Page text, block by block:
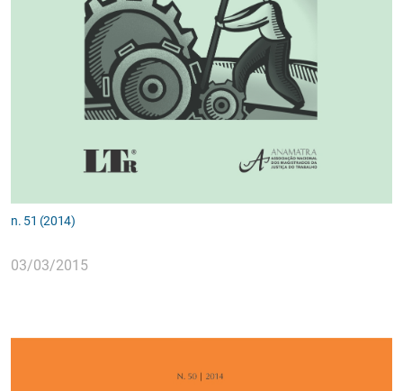
n. 51 (2014)
03/03/2015